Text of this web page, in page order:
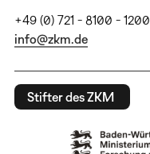
+49 (0) 721 - 8100 - 1200
info@zkm.de
Stifter des ZKM